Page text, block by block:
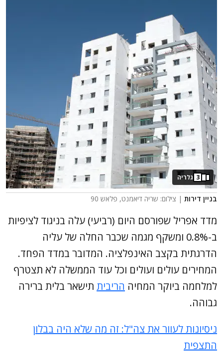
בניין דירות | צילום: שריה דיאמנט, פלאש 90
3 גלריה
מדד אפריל שפורסם היום (רביעי) עלה בניגוד לציפיות
ב-0.8% ומשקף מגמה שכבר החלה של עליה
הדרגתית בקצב האינפלציה. המדובר במדד הפחד.
המחירים עולים ועולים וכל עוד הממשלה לא תצטרף
למלחמה ביוקר המחיה הריבית תישאר בלית ברירה
גבוהה.
ניסיונות לעוור את צה"ל: זה מה שלא היה בבלון
התצפית